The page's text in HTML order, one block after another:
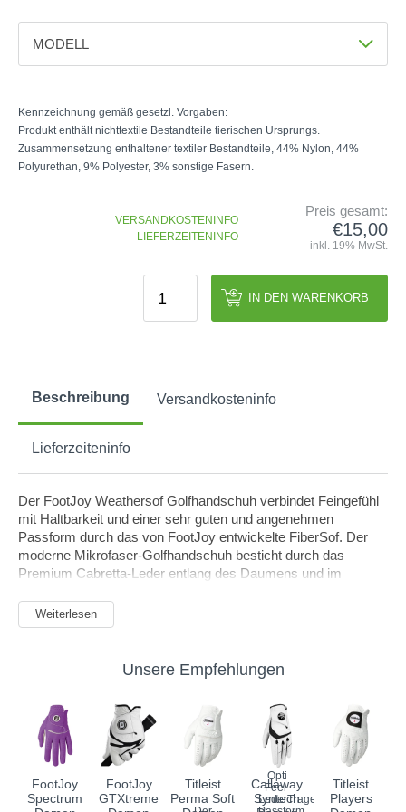
SHAFTS
DEMOSCHLÄGER
TRAININGSHILFEN
BAGS
TROLLIES
SCHUHE
BEKLEIDUNG
ANFRAGE
MODELL
Größe
LH S LH M LH ML
Kennzeichnung gemäß gesetzl. Vorgaben:
Produkt enthält nichttextile Bestandteile tierischen Ursprungs.
Zusammensetzung enthaltener textiler Bestandteile, 44% Nylon, 44%
Polyurethan, 9% Polyester, 3% sonstige Fasern.
VERSANDKOSTENINFO
LIEFERZEITENINFO
Preis gesamt:
€15,00
inkl. 19% MwSt.
IN DEN WARENKORB
Beschreibung Versandkosteninfo
Lieferzeiteninfo
Der FootJoy Weathersof Golfhandschuh verbindet Feingefühl
mit Haltbarkeit und einer sehr guten und angenehmen
Passform durch das von FootJoy entwickelte FiberSof. Der
moderne Mikrofaser-Golfhandschuh besticht durch das
Premium Cabretta-Leder entlang des Daumens und im
verbessert und die längere Haltbarkeit in wichtigen
Schlüsselzonen gewährleistet. Das doppellagige PowerNet-
an Greifkomfort und der Formbeständigkeit. Das doppellagige
PowerNet-Gewebe entlang der Knöchel vermitteln ein
Weiterlesen
Unsere Empfehlungen
FootJoy
Spectrum
FootJoy
GTXtreme
Titleist
Perma Soft
Callaway
Syntech
Opti
Feel-
LederTragegefühl,
Titleist
Players